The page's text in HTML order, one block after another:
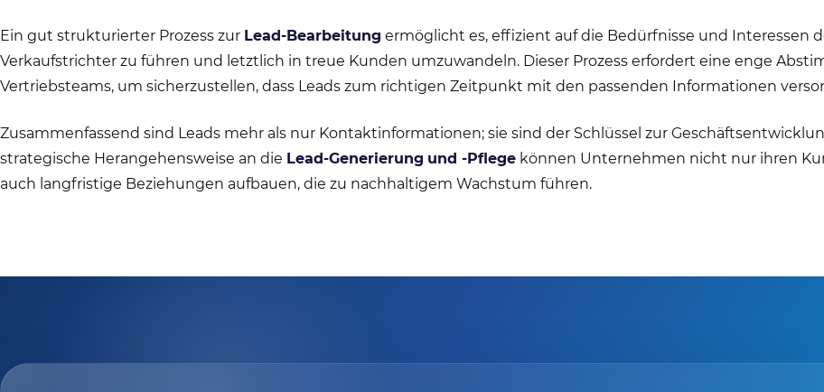
Ein gut strukturierter Prozess zur Lead-Bearbeitung ermöglicht es, effizient auf die Bedürfnisse und Interessen
Verkaufstrichter zu führen und letztlich in treue Kunden umzuwandeln. Dieser Prozess erfordert eine enge
Vertriebsteams, um sicherzustellen, dass Leads zum richtigen Zeitpunkt mit den passenden Informationen
Zusammenfassend sind Leads mehr als nur Kontaktinformationen; sie sind der Schlüssel zur
strategische Herangehensweise an die Lead-Generierung und -Pflege können Unternehmen nicht nur ihren
auch langfristige Beziehungen aufbauen, die zu nachhaltigem Wachstum führen.